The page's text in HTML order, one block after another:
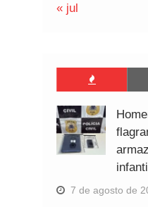
« jul
7 de agosto de